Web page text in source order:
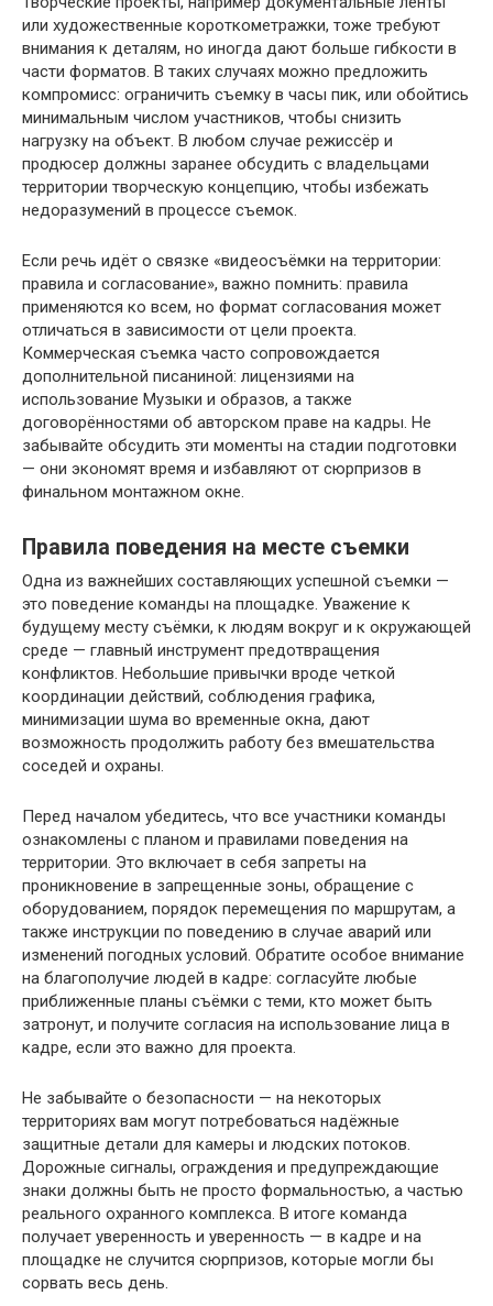
или художественные короткометражки, тоже требуют
внимания к деталям, но иногда дают больше гибкости в
части форматов. В таких случаях можно предложить
компромисс: ограничить съемку в часы пик, или обойтись
минимальным числом участников, чтобы снизить
нагрузку на объект. В любом случае режиссёр и
продюсер должны заранее обсудить с владельцами
территории творческую концепцию, чтобы избежать
недоразумений в процессе съемок.
Если речь идёт о связке «видеосъёмки на территории:
правила и согласование», важно помнить: правила
применяются ко всем, но формат согласования может
отличаться в зависимости от цели проекта.
Коммерческая съемка часто сопровождается
дополнительной писаниной: лицензиями на
использование Музыки и образов, а также
договорённостями об авторском праве на кадры. Не
забывайте обсудить эти моменты на стадии подготовки
— они экономят время и избавляют от сюрпризов в
финальном монтажном окне.
Правила поведения на месте съемки
Одна из важнейших составляющих успешной съемки —
это поведение команды на площадке. Уважение к
будущему месту съёмки, к людям вокруг и к окружающей
среде — главный инструмент предотвращения
конфликтов. Небольшие привычки вроде четкой
координации действий, соблюдения графика,
минимизации шума во временные окна, дают
возможность продолжить работу без вмешательства
соседей и охраны.
Перед началом убедитесь, что все участники команды
ознакомлены с планом и правилами поведения на
территории. Это включает в себя запреты на
проникновение в запрещенные зоны, обращение с
оборудованием, порядок перемещения по маршрутам, а
также инструкции по поведению в случае аварий или
изменений погодных условий. Обратите особое внимание
на благополучие людей в кадре: согласуйте любые
приближенные планы съёмки с теми, кто может быть
затронут, и получите согласия на использование лица в
кадре, если это важно для проекта.
Не забывайте о безопасности — на некоторых
территориях вам могут потребоваться надёжные
защитные детали для камеры и людских потоков.
Дорожные сигналы, ограждения и предупреждающие
знаки должны быть не просто формальностью, а частью
реального охранного комплекса. В итоге команда
получает уверенность и уверенность — в кадре и на
площадке не случится сюрпризов, которые могли бы
сорвать весь день.